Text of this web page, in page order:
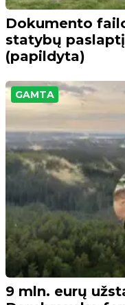
Dokumento
statybų
(papildyta)
GAMTA
9 mln. eurų